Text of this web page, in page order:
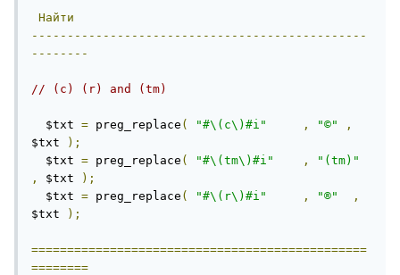
Найти
-----------------------------------------------
--------
// (c) (r) and (tm)
$txt = preg_replace ( "#\(c\)#i" , "©"
,
$txt
);
$txt = preg_replace ( "#\(tm\)#i" ,
"(tm)"
,
$txt
);
$txt = preg_replace ( "#\(r\)#i" , "®"
,
$txt
);
===============================================
========